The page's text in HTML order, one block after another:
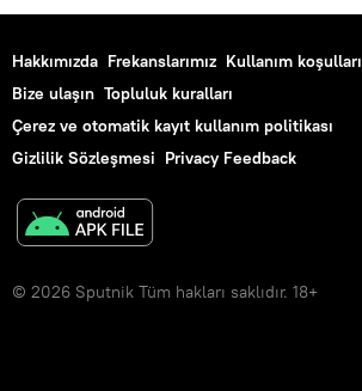
Hakkımızda Frekanslarımız Kullanım koşulları
Bize ulaşın Topluluk kuralları
Çerez ve otomatik kayıt kullanım politikası
Gizlilik Sözleşmesi Privacy Feedback
© 2026 Sputnik Tüm hakları saklıdır. 18+